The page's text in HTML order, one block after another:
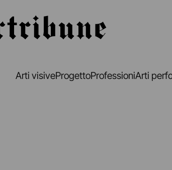
Arti visiveProgettoProfessioniArti